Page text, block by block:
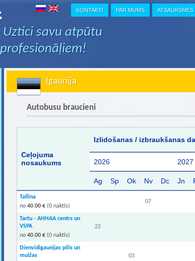
KONTAKTI PAR MUMS
Uztici savu atpūtu
profesionāļiem!
Igaunija
Autobusu braucieni
Ceļojuma
nosaukums
Izlidošanas / izbraukšanas
2026 2027
Ag Sp Ok Nv Dc Jn
Tallina
no 40.00 €(0 naktis)
07
Tartu - AHHAA centrs un
VSPA
no 40.00 €(0 naktis)
22
Dienvidigaunijas pilis un
muižas
03